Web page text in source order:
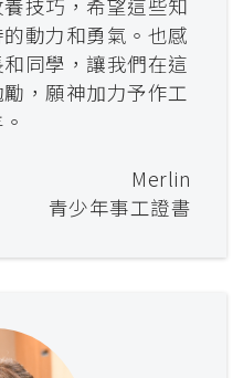
技巧，希望這些知
動力和勇氣。也感
同學，讓我們在這
，願神加力予作工
Merlin
青少年事工證書